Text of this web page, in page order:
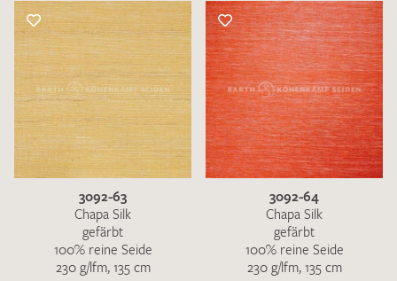
3092-63
Chapa Silk
gefärbt
100% reine Seide
230 g/lfm, 135 cm
3092-64
Chapa Silk
gefärbt
100% reine Seide
230 g/lfm, 135 cm